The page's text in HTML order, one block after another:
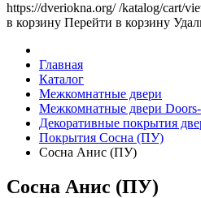
https://dveriokna.org/ /katalog/cart/
в корзину Перейти в корзину
Главная
Каталог
Межкомнатные двери
Межкомнатные двери
Декоративные покрытия
Покрытия Сосна (ПУ)
Сосна Анис (ПУ)
Сосна Анис (ПУ)